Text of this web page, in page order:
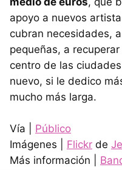
apoyo a nuevos
cubran necesidades,
pequeñas, a
centro de las
nuevo, si le dedico
mucho más larga.
Vía | Público
Imágenes | Flickr de
Más información |